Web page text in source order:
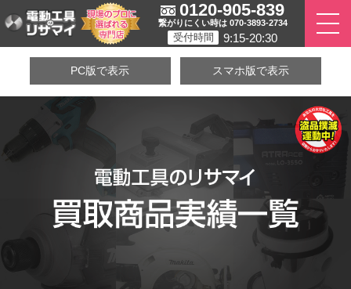
0120-905-839
繋がりにくい時は 070-3893-2734
受付時間 9:15-20:30
PC版で表示 スマホ版で表示